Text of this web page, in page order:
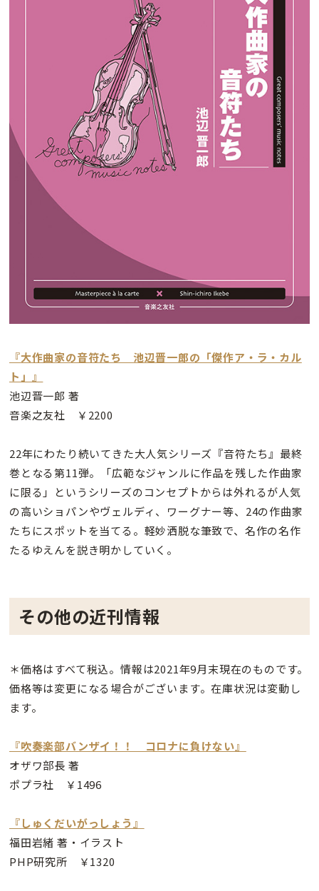
『大作曲家の音符たち 池辺晋一郎の「傑作ア・ラ・カル
ト」』
池辺晋一郎 著
音楽之友社 ￥2200
22年にわたり続いてきた大人気シリーズ『音符たち』最終
巻となる第11弾。「広範なジャンルに作品を残した作曲家
に限る」というシリーズのコンセプトからは外れるが人気
の高いショパンやヴェルディ、ワーグナー等、24の作曲家
たちにスポットを当てる。軽妙洒脱な筆致で、名作の名作
たるゆえんを説き明かしていく。
その他の近刊情報
＊価格はすべて税込。情報は2021年9月末現在のものです。
価格等は変更になる場合がございます。在庫状況は変動し
ます。
『吹奏楽部バンザイ！！ コロナに負けない』
オザワ部長 著
ポプラ社 ￥1496
『しゅくだいがっしょう』
福田岩緒 著・イラスト
PHP研究所 ￥1320